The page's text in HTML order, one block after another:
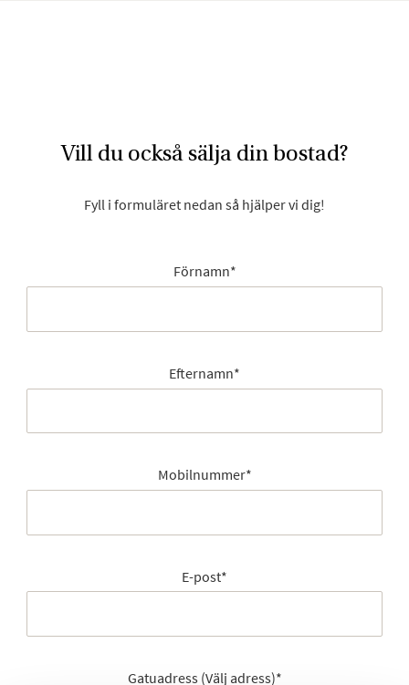
Vill du också sälja din bostad?
Fyll i formuläret nedan så hjälper vi dig!
Förnamn*
Efternamn*
Mobilnummer*
E-post*
Gatuadress (Välj adress)*